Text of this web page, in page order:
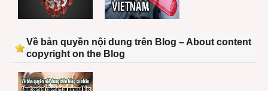
Về bản quyền nội dung trên Blog – About content
copyright on the Blog